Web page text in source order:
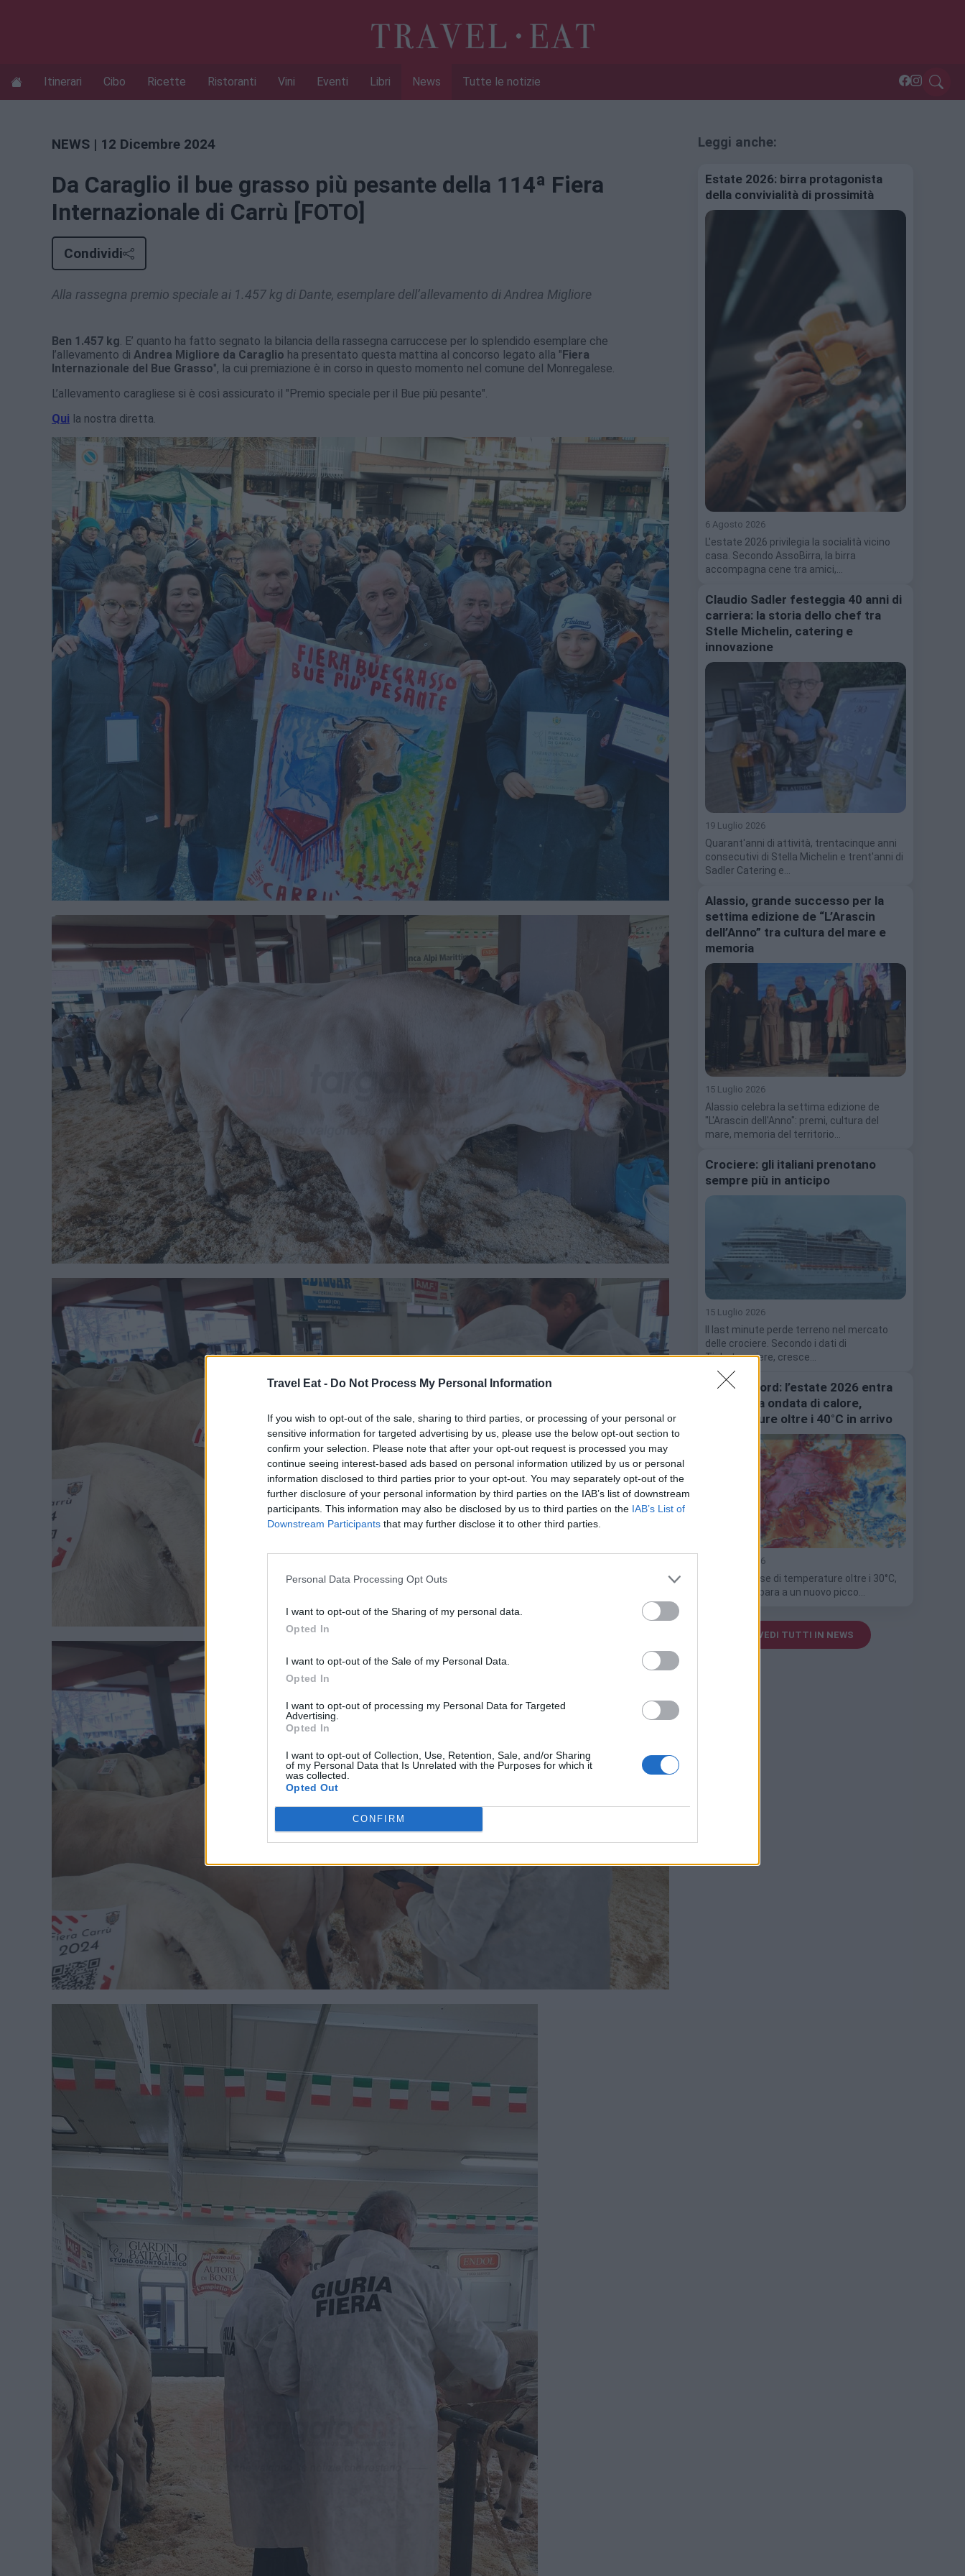
Travel Eat - Do Not Process My Personal Information
If you wish to opt-out of the sale, sharing to third parties, or processing of your personal or
sensitive information for targeted advertising by us, please use the below opt-out section to
confirm your selection. Please note that after your opt-out request is processed you may
continue seeing interest-based ads based on personal information utilized by us or personal
information disclosed to third parties prior to your opt-out. You may separately opt-out of the
further disclosure of your personal information by third parties on the IAB’s list of downstream
participants. This information may also be disclosed by us to third parties on the IAB’s List of
Downstream Participants that may further disclose it to other third parties.
Personal Data Processing Opt Outs
I want to opt-out of the Sharing of my personal data.
Opted In
I want to opt-out of the Sale of my Personal Data.
Opted In
I want to opt-out of processing my Personal Data for Targeted
Advertising.
Opted In
I want to opt-out of Collection, Use, Retention, Sale, and/or Sharing
of my Personal Data that Is Unrelated with the Purposes for which it
was collected.
Opted Out
CONFIRM
Itinerari Cibo Ricette Ristoranti Vini Eventi Libri News Tutte le notizie
NEWS | 12 Dicembre 2024
Da Caraglio il bue grasso più pesante della 114ª Fiera
Internazionale di Carrù [FOTO]
Condividi
Alla rassegna premio speciale ai 1.457 kg di Dante, esemplare dell’allevamento di Andrea Migliore
Ben 1.457 kg. E’ quanto ha fatto segnato la bilancia della rassegna carruccese per lo splendido esemplare che
l’allevamento di Andrea Migliore da Caraglio ha presentato questa mattina al concorso legato alla " Fiera
Internazionale del Bue Grasso", la cui premiazione è in corso in questo momento nel comune del Monregalese.
L’allevamento caragliese si è così assicurato il "Premio speciale per il Bue più pesante".
Qui la nostra diretta.
Leggi anche:
Estate 2026: birra protagonista
della convivialità di prossimità
6 Agosto 2026
L'estate 2026 privilegia la socialità vicino
casa. Secondo AssoBirra, la birra
accompagna cene tra amici,…
Claudio Sadler festeggia 40 anni di
carriera: la storia dello chef tra
Stelle Michelin, catering e
innovazione
19 Luglio 2026
Quarant'anni di attività, trentacinque anni
consecutivi di Stella Michelin e trent'anni di
Sadler Catering e…
Alassio, grande successo per la
settima edizione de “L’Arascin
dell’Anno” tra cultura del mare e
memoria
15 Luglio 2026
Alassio celebra la settima edizione de
"L'Arascin dell'Anno": premi, cultura del
mare, memoria del territorio…
Crociere: gli italiani prenotano
sempre più in anticipo
15 Luglio 2026
Il last minute perde terreno nel mercato
delle crociere. Secondo i dati di
Ticketcrociere, cresce…
Caldo record: l’estate 2026 entra
nella terza ondata di calore,
temperature oltre i 40°C in arrivo
13 Luglio 2026
Dopo un mese di temperature oltre i 30°C,
l'Italia si prepara a un nuovo picco…
VEDI TUTTI IN NEWS